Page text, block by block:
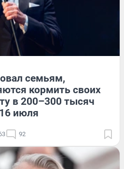
семьям,
кормить своих
в 200–300 тысяч
июля
92